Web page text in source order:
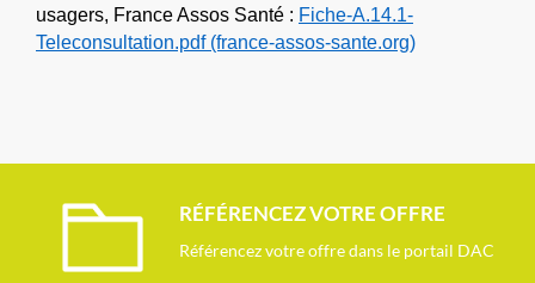
usagers, France Assos Santé : Fiche-A.14.1-
Teleconsultation.pdf (france-assos-sante.org)
RÉFÉRENCEZ VOTRE OFFRE
Référencez votre offre dans le portail DAC